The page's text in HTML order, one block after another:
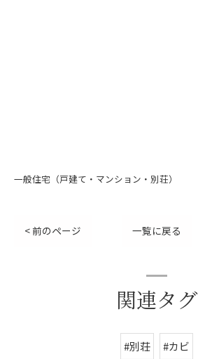
一般住宅（戸建て・マンション・別荘）
< 前のページ 一覧に戻る
関連タグ
#別荘 #カビ